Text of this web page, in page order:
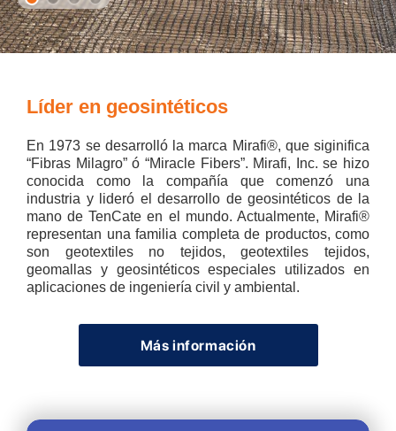
Líder en geosintéticos
En 1973 se desarrolló la marca Mirafi®, que siginifica
“Fibras Milagro” ó “Miracle Fibers”. Mirafi, Inc. se hizo
conocida como la compañía que comenzó una
industria y lideró el desarrollo de geosintéticos de la
mano de TenCate en el mundo. Actualmente, Mirafi®
representan una familia completa de productos, como
son geotextiles no tejidos, geotextiles tejidos,
geomallas y geosintéticos especiales utilizados en
aplicaciones de ingeniería civil y ambiental.
Más información